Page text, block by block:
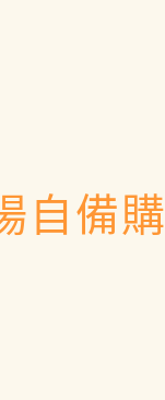
自備購